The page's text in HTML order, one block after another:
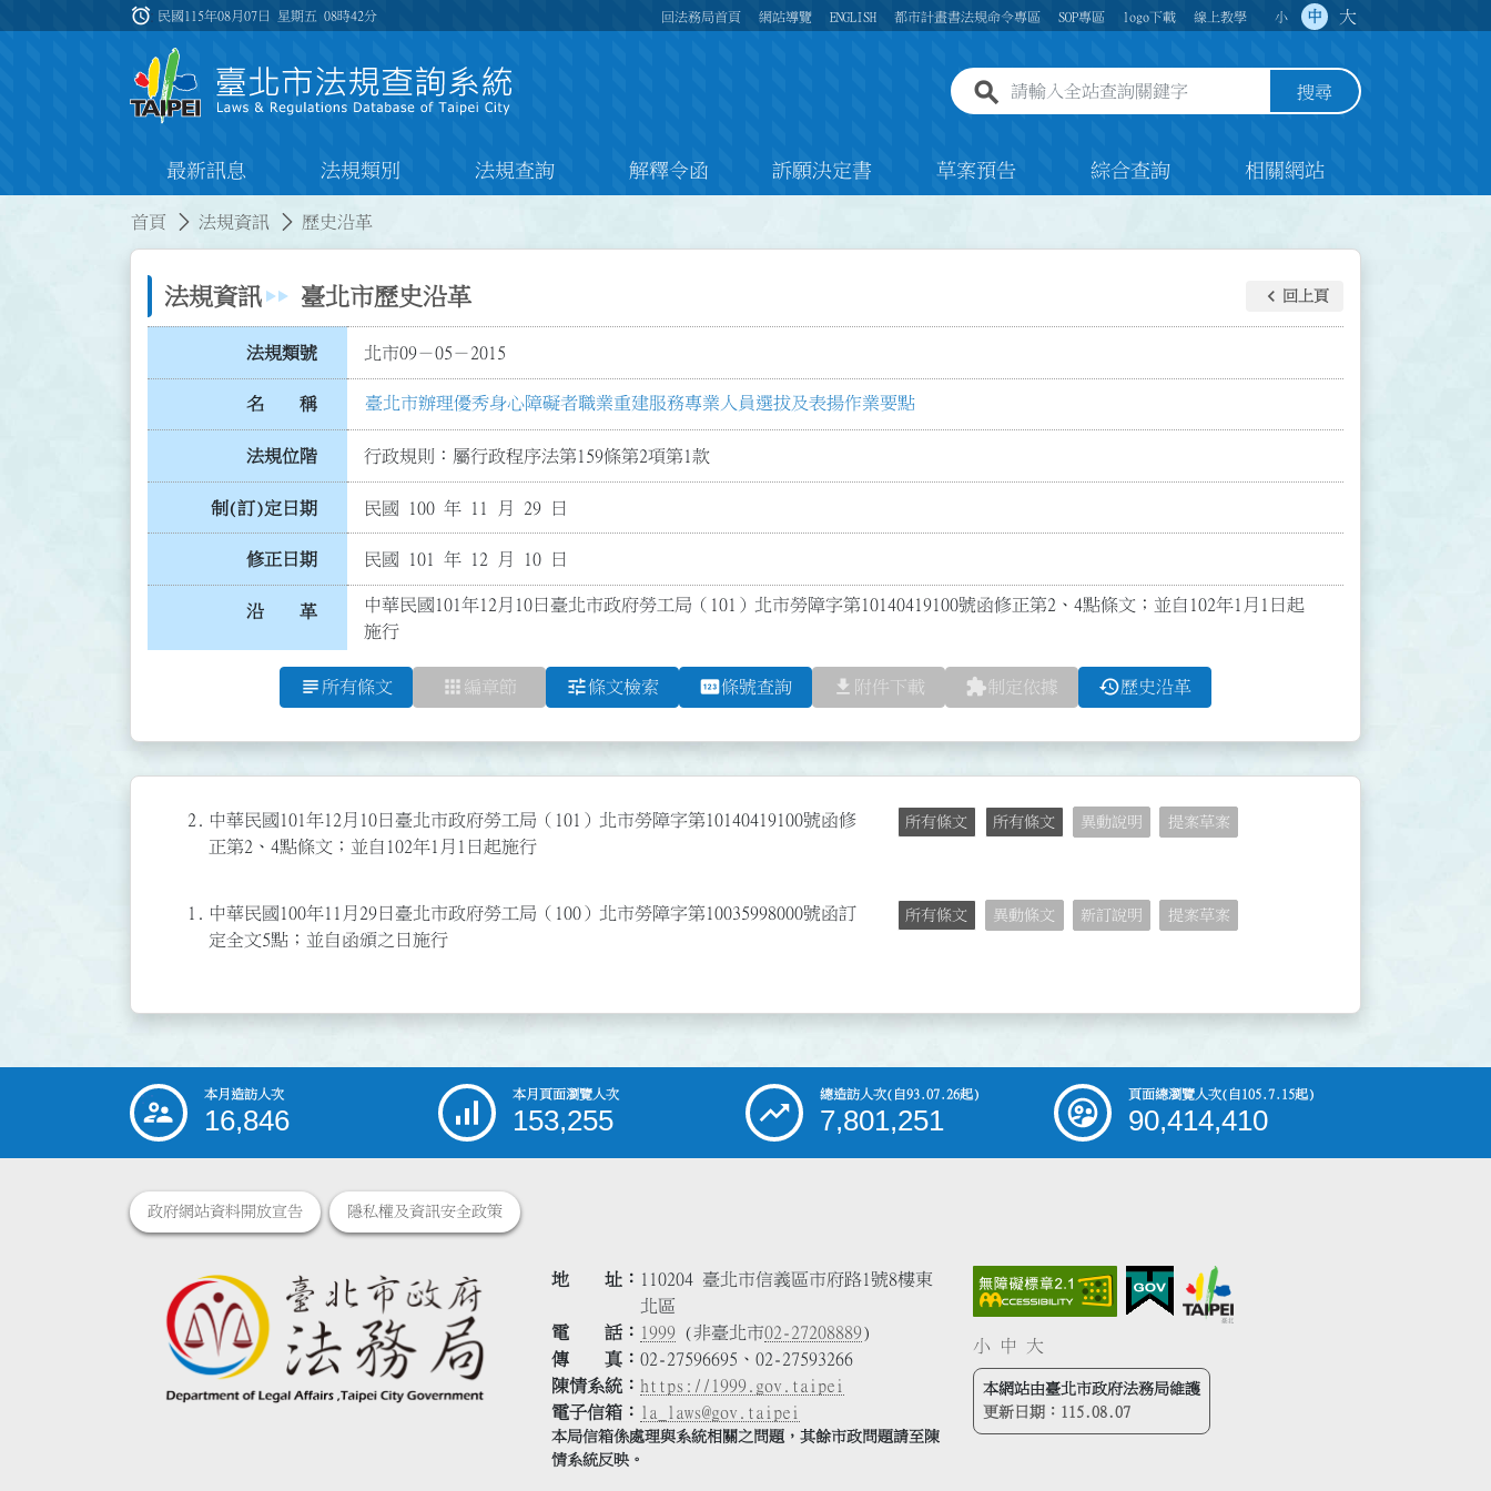
:::
alarm 民國115年08月07日 星期五08時42分 回法務局首頁 網站導覽 ENGLISH 都市計畫書法規命令專區 SOP專區 logo下載 線上教學 小 中 大
全站查詢關鍵字欄位 搜尋
最新訊息 法規類別 法規查詢 解釋令函 訴願決定書 草案預告 綜合查詢 相關網站
首頁 法規資訊 歷史沿革
法規資訊 臺北市歷史沿革 keyboard_arrow_left 回上頁
法規類號 北市09－05－2015
名 稱 臺北市辦理優秀身心障礙者職業重建服務專業人員選拔及表揚作業要點
法規位階 行政規則：屬行政程序法第159條第2項第1款
制(訂)定日期 民國 100 年 11 月 29 日
修正日期 民國 101 年 12 月 10 日
沿 革
中華民國101年12月10日臺北市政府勞工局（101）北市勞障字第10140419100號函修正第2、4點條文；並自102年1月1日起
施行
subject 所有條文 apps 編章節 tune條文檢索 pin條號查詢 file_download 附件下載 extension制定依據 history歷史沿革
2.
中華民國101年12月10日臺北市政府勞工局（101）北市勞障字第10140419100號函修
正第2、4點條文；並自102年1月1日起施行
所有條文 所有條文 異動說明 提案草案
1.
中華民國100年11月29日臺北市政府勞工局（100）北市勞障字第10035998000號函訂
定全文5點；並自函頒之日施行
所有條文 異動條文 新訂說明 提案草案
::: 本月造訪人次
16,846
本月頁面瀏覽人次
153,255
總造訪人次(自93.07.26起)
7,801,251
頁面總瀏覽人次(自105.7.15起)
90,414,410
政府網站資料開放宣告 隱私權及資訊安全政策
地 址
110204 臺北市信義區市府路1號8樓東
北區
電 話
1999 (非臺北市02-27208889)
傳 真
02-27596695、02-27593266
陳情系統
https://1999.gov.taipei
電子信箱
la_laws@gov.taipei
本局信箱係處理與系統相關之問題，其餘市政問題請至陳
情系統反映。
小 中 大
本網站由臺北市政府法務局維護
更新日期： 115.08.07